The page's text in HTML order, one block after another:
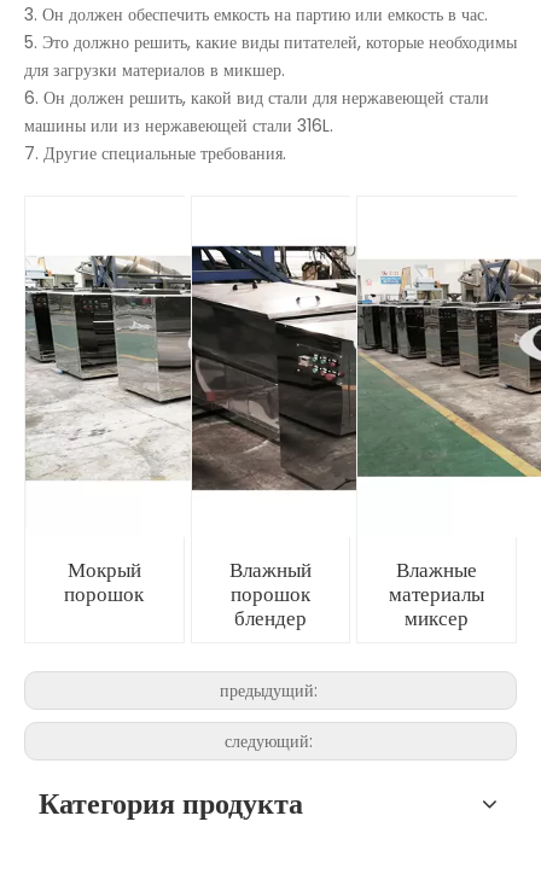
3. Он должен обеспечить емкость на партию или емкость в час.
5. Это должно решить, какие виды питателей, которые необходимы
для загрузки материалов в микшер.
6. Он должен решить, какой вид стали для нержавеющей стали
машины или из нержавеющей стали 316L.
7. Другие специальные требования.
Мокрый
порошок
Влажный
порошок
блендер
Влажные
материалы
миксер
предыдущий:
следующий:
Категория продукта